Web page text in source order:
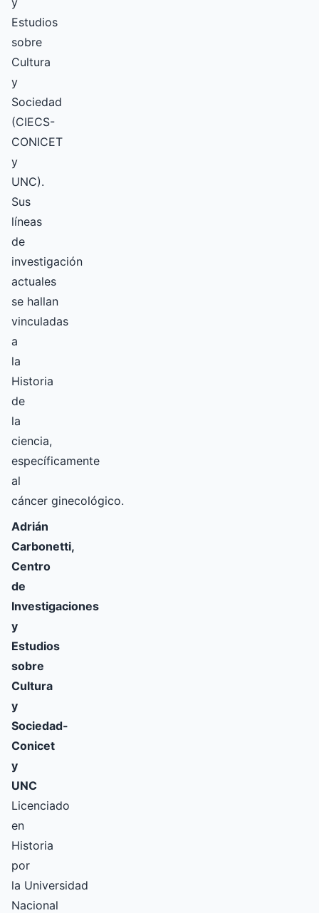
Estudios
sobre
Cultura
y
Sociedad
(CIECS-
CONICET
y
UNC).
Sus
líneas
de
investigación
actuales
se hallan
vinculadas
a
la
Historia
de
la
ciencia,
específicamente
al
cáncer ginecológico.
Adrián
Carbonetti,
Centro
de
Investigaciones
y
Estudios
sobre
Cultura
y
Sociedad-
Conicet
y
UNC
Licenciado
en
Historia
por
la Universidad
Nacional